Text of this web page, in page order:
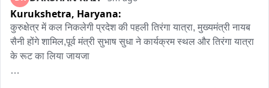
Kurukshetra, Haryana:
कुरुक्षेत्र में कल निकलेगी प्रदेश की पहली तिरंगा यात्रा, मुख्यमंत्री नायब
सैनी होंगे शामिल,पूर्व मंत्री सुभाष सुधा ने कार्यक्रम स्थल और तिरंगा यात्रा
के रूट का लिया जायजा